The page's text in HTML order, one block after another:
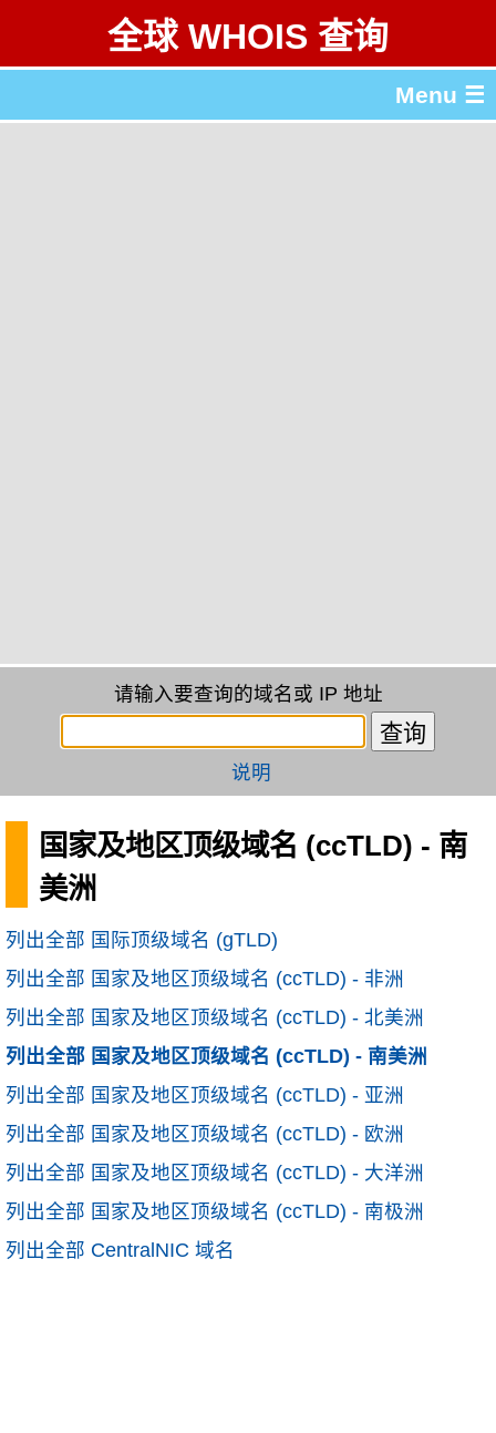
全球 WHOIS 查询
Menu ☰
请输入要查询的域名或 IP 地址
说明
国家及地区顶级域名 (ccTLD) - 南
美洲
列出全部 国际顶级域名 (gTLD)
列出全部 国家及地区顶级域名 (ccTLD) - 非洲
列出全部 国家及地区顶级域名 (ccTLD) - 北美洲
列出全部 国家及地区顶级域名 (ccTLD) - 南美洲
列出全部 国家及地区顶级域名 (ccTLD) - 亚洲
列出全部 国家及地区顶级域名 (ccTLD) - 欧洲
列出全部 国家及地区顶级域名 (ccTLD) - 大洋洲
列出全部 国家及地区顶级域名 (ccTLD) - 南极洲
列出全部 CentralNIC 域名